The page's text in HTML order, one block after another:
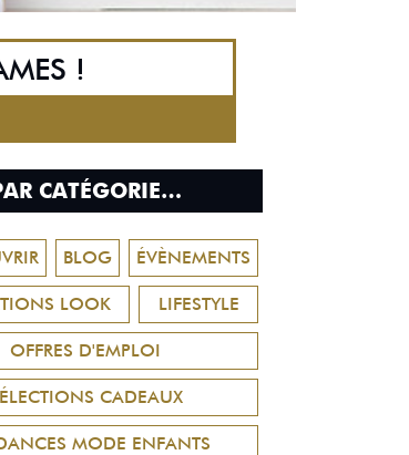
!
CATÉGORIE…
BLOG ÉVÈNEMENTS
LOOK LIFESTYLE
OFFRES D'EMPLOI
CADEAUX
MODE ENFANTS